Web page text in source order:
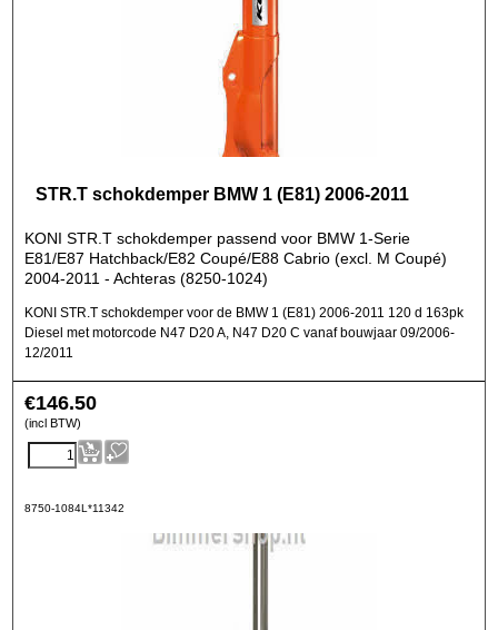
STR.T schokdemper BMW 1 (E81) 2006-2011
KONI STR.T schokdemper passend voor BMW 1-Serie
E81/E87 Hatchback/E82 Coupé/E88 Cabrio (excl. M Coupé)
2004-2011 - Achteras (8250-1024)
KONI STR.T schokdemper voor de BMW 1 (E81) 2006-2011 120 d 163pk
Diesel met motorcode N47 D20 A, N47 D20 C vanaf bouwjaar 09/2006-
12/2011
€146.50
(incl BTW)
8750-1084L*11342